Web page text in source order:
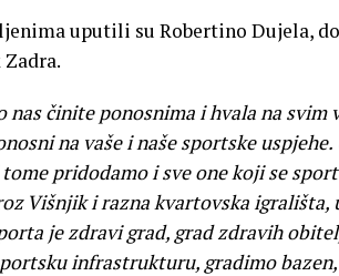
uputili su Robertino Dujela,
nas činite ponosnima i hvala na
na vaše i naše sportske
pridodamo i sve one koji se
Višnjik i razna kvartovska
je zdravi grad, grad zdravih
infrastrukturu, gradimo